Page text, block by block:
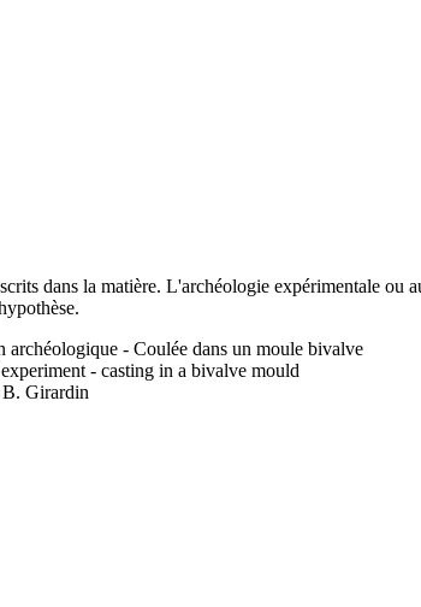
dans la matière. L'archéologie expérimentale ou
archéologique - Coulée dans un moule bivalve
- casting in a bivalve mould
Girardin